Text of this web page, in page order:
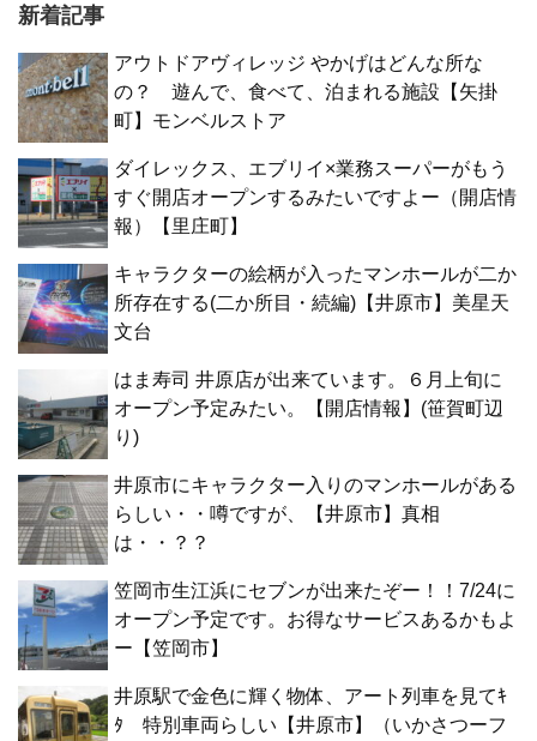
新着記事
アウトドアヴィレッジ やかげはどんな所な
の？ 遊んで、食べて、泊まれる施設【矢掛
町】モンベルストア
ダイレックス、エブリイ×業務スーパーがもう
すぐ開店オープンするみたいですよー（開店情
報）【里庄町】
キャラクターの絵柄が入ったマンホールが二か
所存在する(二か所目・続編)【井原市】美星天
文台
はま寿司 井原店が出来ています。６月上旬に
オープン予定みたい。【開店情報】(笹賀町辺
り)
井原市にキャラクター入りのマンホールがある
らしい・・噂ですが、【井原市】真相
は・・？？
笠岡市生江浜にセブンが出来たぞー！！7/24に
オープン予定です。お得なサービスあるかもよ
ー【笠岡市】
井原駅で金色に輝く物体、アート列車を見てｷ
ﾀ 特別車両らしい【井原市】（いかさつーフ